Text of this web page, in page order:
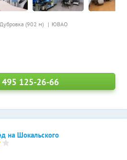
Дубровка (902 м) ЮВАО
495 125-26-66
на Шокальского